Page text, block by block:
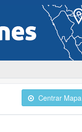
Centrar Mapa